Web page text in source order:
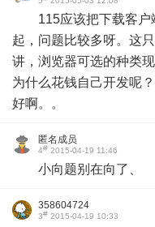
115应该把下载客
起，问题比较多呀。这
讲，浏览器可选的种类
为什么花钱自己开发呢
好啊。。
匿名成员
4# 2015-04-19 11:46
小向题别在向了、
358604724
3# 2015-04-19 10:33